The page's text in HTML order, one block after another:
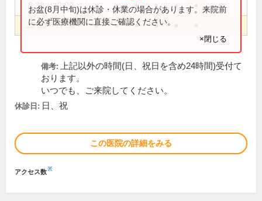
8:30～12:00 ● ● ● ● ●
13:30～17:30 ● ● ● ●
お盆(8月中旬)は休診・休業の場合があります。来院前
に必ず医療機関に直接ご確認ください。
×閉じる
備考:
上記以外の時間(日、祝日を含め24時間)受付て
おります。
いつでも、ご来院してください。
休診日: 日、祝
この医院の詳細をみる
アクセス数※